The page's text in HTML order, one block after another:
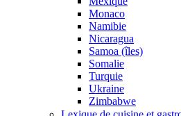
Monaco
Namibie
Nicaragua
Samoa (îles)
Somalie
Turquie
Ukraine
Zimbabwe